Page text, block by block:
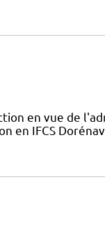
en vue de
en IFCS